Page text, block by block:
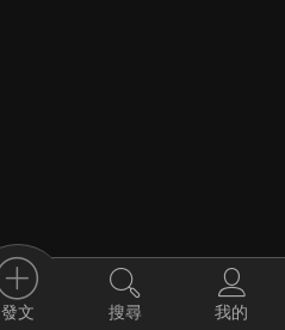
發文 搜尋 我的